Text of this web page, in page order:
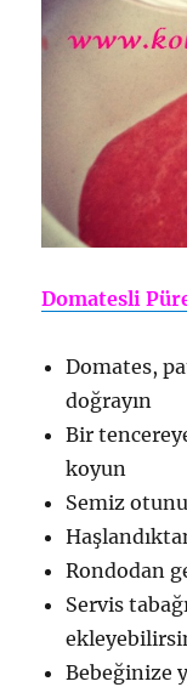
Domatesli
Domates,
doğrayın
Bir
koyun
Semiz
Rondodan
Servis
Bebeğinize